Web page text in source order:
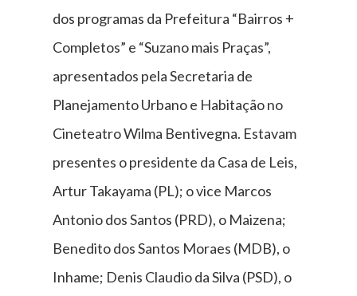
dos programas da Prefeitura “Bairros +
Completos” e “Suzano mais Praças”,
apresentados pela Secretaria de
Planejamento Urbano e Habitação no
Cineteatro Wilma Bentivegna. Estavam
presentes o presidente da Casa de Leis,
Artur Takayama (PL); o vice Marcos
Antonio dos Santos (PRD), o Maizena;
Benedito dos Santos Moraes (MDB), o
Inhame; Denis Claudio da Silva (PSD), o